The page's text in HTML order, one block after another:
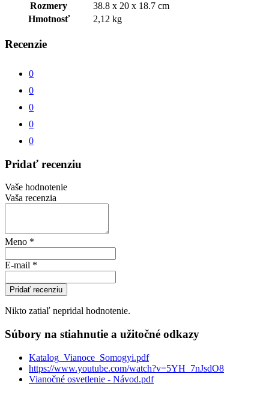
Rozmery
38.8 x 20 x 18.7 cm
Hmotnosť
2,12 kg
Recenzie
0
0
0
0
0
Pridať recenziu
Vaše hodnotenie
Vaša recenzia
Meno *
E-mail *
Pridať recenziu
Nikto zatiaľ nepridal hodnotenie.
Súbory na stiahnutie a užitočné odkazy
Katalog_Vianoce_Somogyi.pdf
https://www.youtube.com/watch?v=5YH_7nJsdO8
Vianočné osvetlenie - Návod.pdf